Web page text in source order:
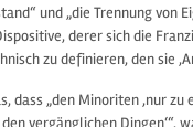
und „die Trennung von
derer sich die
zu definieren, den sie
dass „den Minoriten ‚nur zu
vergänglichen Dingen‘“,